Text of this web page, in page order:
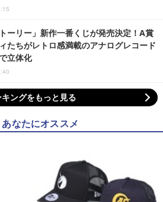
ーリー」新作一番くじが発売決定！A賞
たちがレトロ感満載のアナログレコード
立体化
キングをもっと見る
なたにオススメ